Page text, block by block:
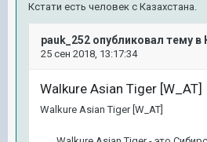
Кстати есть человек с Казахстана.